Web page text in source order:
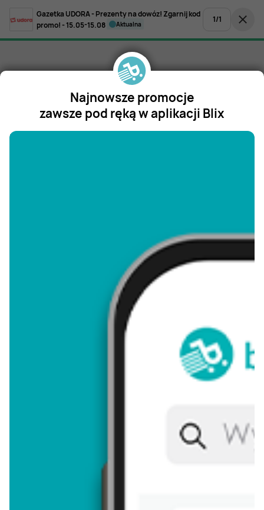
Gazetka UDORA - Prezenty na dowóz! Zgarnij kod
promo! - 15.05-15.08
aktualna 1/1
Najnowsze promocje
zawsze pod ręką w aplikacji Blix
"/>